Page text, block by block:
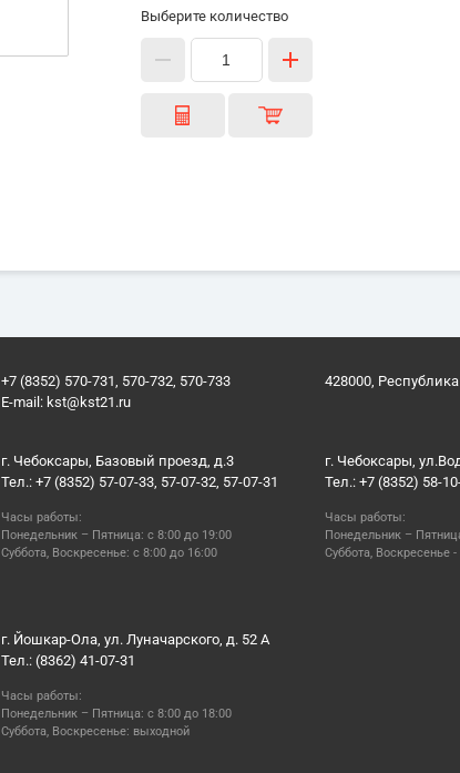
Выберите количество
+7 (8352) 570-731, 570-732, 570-733
E-mail: kst@kst21.ru
428000,
г. Чебоксары, Базовый проезд, д.3
Тел.: +7 (8352) 57-07-33, 57-07-32, 57-07-31
Часы работы:
Понедельник – Пятница: с 8:00 до 19:00
Суббота, Воскресенье: с 8:00 до 16:00
г. Чебоксары,
Тел.: +7 (8352) 58-
Часы работы:
Понедельник –
Суббота, Воскресенье
г. Йошкар-Ола, ул. Луначарского, д. 52 А
Тел.: (8362) 41-07-31
Часы работы:
Понедельник – Пятница: с 8:00 до 18:00
Суббота, Воскресенье: выходной